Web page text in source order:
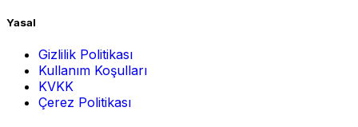
Yasal
Gizlilik Politikası
Kullanım Koşulları
KVKK
Çerez Politikası